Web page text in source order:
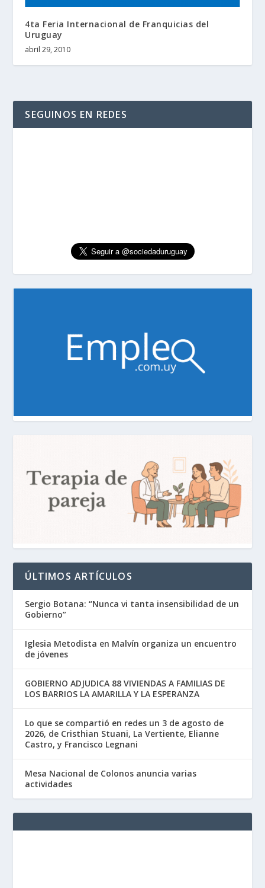
4ta Feria Internacional de Franquicias del
Uruguay
abril 29, 2010
SEGUINOS EN REDES
ÚLTIMOS ARTÍCULOS
Sergio Botana: “Nunca vi tanta insensibilidad de un
Gobierno”
Iglesia Metodista en Malvín organiza un encuentro
de jóvenes
GOBIERNO ADJUDICA 88 VIVIENDAS A FAMILIAS DE
LOS BARRIOS LA AMARILLA Y LA ESPERANZA
Lo que se compartió en redes un 3 de agosto de
2026, de Cristhian Stuani, La Vertiente, Elianne
Castro, y Francisco Legnani
Mesa Nacional de Colonos anuncia varias
actividades